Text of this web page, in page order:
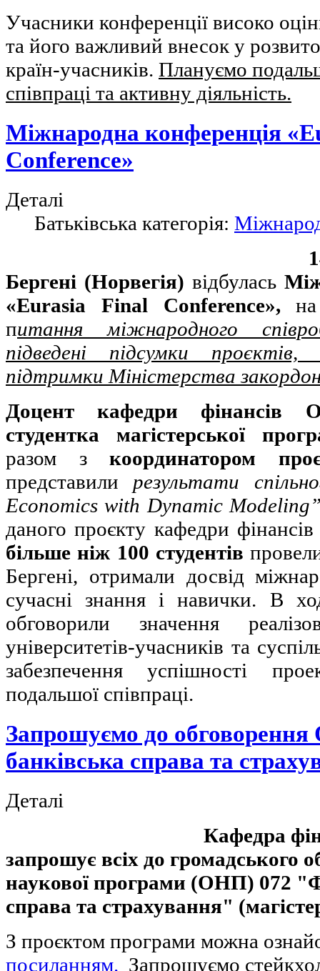
Учасники конференції високо
та його важливий внесок у
країн-учасників. Плануємо
співпраці та активну діяльність.
Міжнародна конференція
Conference»
Деталі
Батьківська категорія:
Бергені (Норвегія) відбулась
«Eurasia Final Conference», на
питання міжнародного
підведені підсумки
підтримки Міністерства
Доцент кафедри фінансів
студентка магістерської
разом зкоординатором
представили результати
Economics with Dynamic
даного проєкту кафедри
більше ніж 100 студентів
Бергені, отримали досвід
сучасні знання і навички. В
обговорили значення
університетів-учасників та
забезпечення успішності
подальшої співпраці.
Запрошуємо до
банківська справа та
Деталі
Кафедра
запрошує всіх до громадського
наукової програми (ОНП) 072
справа та страхування"
З проєктом програми можна
посиланням. Запрошуємо